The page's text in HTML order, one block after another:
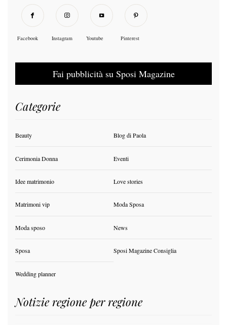
Facebook Instagram Youtube Pinterest
Fai pubblicità su Sposi Magazine
Categorie
Beauty Blog di Paola
Cerimonia Donna Eventi
Idee matrimonio Love stories
Matrimoni vip Moda Sposa
Moda sposo News
Sposa Sposi Magazine Consiglia
Wedding planner
Notizie regione per regione